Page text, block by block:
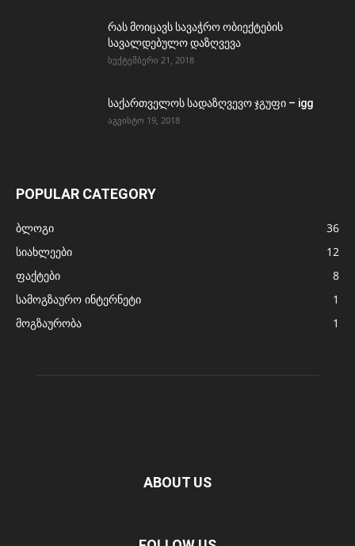
რას მოიცავს სავაჭრო ობიექტების
სავალდებულო დაზღვევა
სექტემბერი 21, 2018
საქართველოს სადაზღვევო ჯგუფი – igg
აგვისტო 19, 2018
POPULAR CATEGORY
ბლოგი
36
სიახლეები
12
ფაქტები
8
სამოგზაურო ინტერნეტი
1
მოგზაურობა
1
ABOUT US